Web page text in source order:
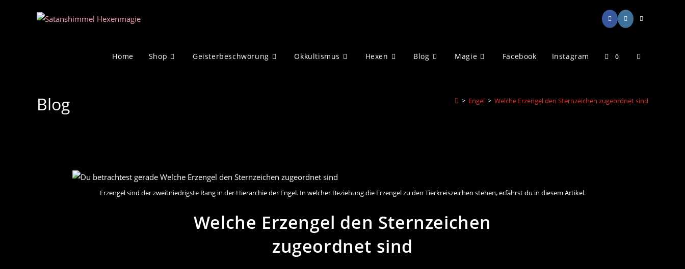
Home Shop Geisterbeschwörung Okkultismus Hexen Blog Magie Facebook Instagram 0 Website-
Blog > Engel > Welche Erzengel den Sternzeichen zugeordnet sind
Erzengel sind der zweitniedrigste Rang in der Hierarchie der Engel. In welcher Beziehung die Erzengel zu den Tierkreiszeichen stehen, erfährst du in diesem Artikel.
Welche Erzengel den Sternzeichen
zugeordnet sind